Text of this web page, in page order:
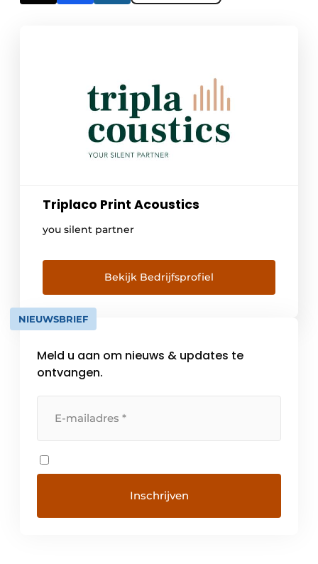
Triplaco Print Acoustics
you silent partner
Bekijk Bedrijfsprofiel
NIEUWSBRIEF
Meld u aan om nieuws & updates te
ontvangen.